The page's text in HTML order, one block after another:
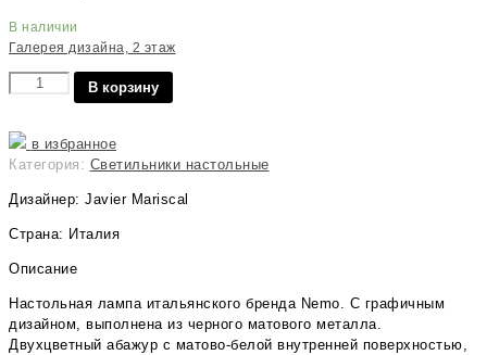
В наличии
Галерея дизайна, 2 этаж
КоличествоВ корзину
в избранное
Категория: Светильники настольные
Дизайнер: Javier Mariscal
Страна: Италия
Описание
Настольная лампа итальянского бренда Nemo. С графичным
дизайном, выполнена из черного матового металла.
Двухцветный абажур с матово-белой внутренней поверхностью,